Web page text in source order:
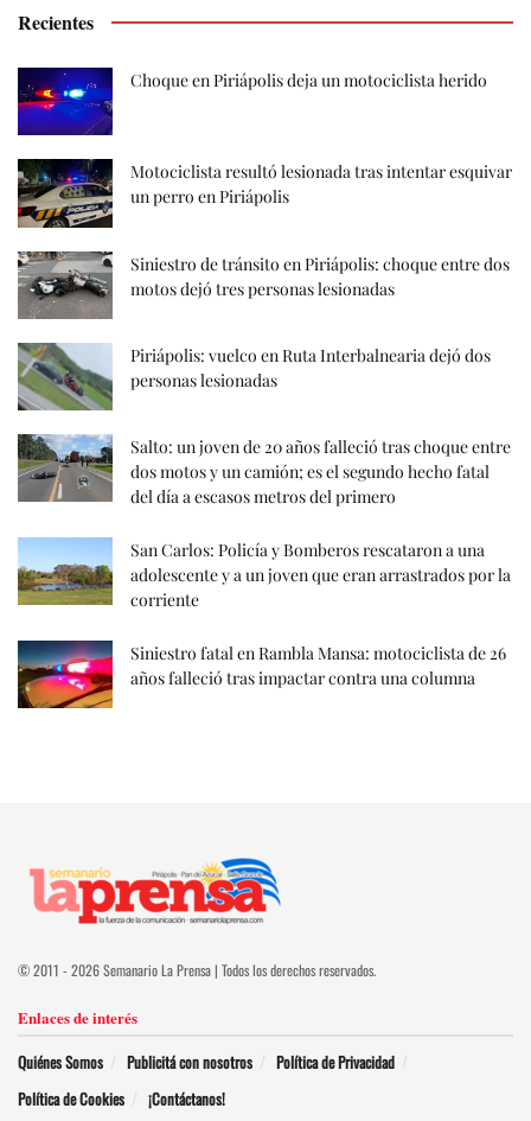
Recientes
Choque en Piriápolis deja un motociclista herido
Motociclista resultó lesionada tras intentar esquivar
un perro en Piriápolis
Siniestro de tránsito en Piriápolis: choque entre dos
motos dejó tres personas lesionadas
Piriápolis: vuelco en Ruta Interbalnearia dejó dos
personas lesionadas
Salto: un joven de 20 años falleció tras choque entre
dos motos y un camión; es el segundo hecho fatal
del día a escasos metros del primero
San Carlos: Policía y Bomberos rescataron a una
adolescente y a un joven que eran arrastrados por la
corriente
Siniestro fatal en Rambla Mansa: motociclista de 26
años falleció tras impactar contra una columna
© 2011 - 2026 Semanario La Prensa | Todos los derechos reservados.
Enlaces de interés
Quiénes Somos Publicitá con nosotros
Política de Privacidad
Política de Cookies
¡Contáctanos!